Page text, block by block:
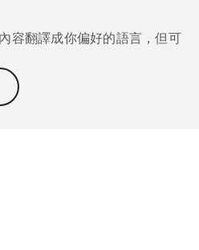
容翻譯成你偏好的語言，但可